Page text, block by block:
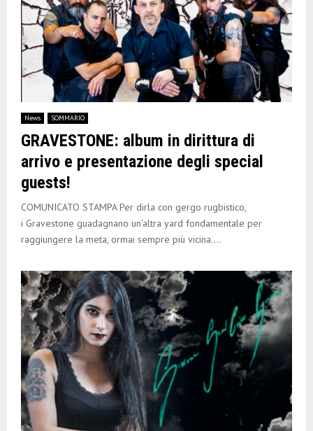
News SOMMARIO
GRAVESTONE: album in dirittura di
arrivo e presentazione degli special
guests!
COMUNICATO STAMPA Per dirla con gergo rugbistico,
i Gravestone guadagnano un’altra yard fondamentale per
raggiungere la meta, ormai sempre più vicina....